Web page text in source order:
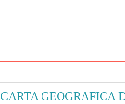
GEOGRAFICA